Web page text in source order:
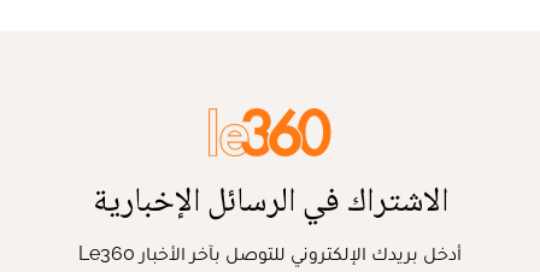
الاشتراك في الرسائل الإخبارية
أدخل بريدك الإلكتروني للتوصل بآخر الأخبار Le360